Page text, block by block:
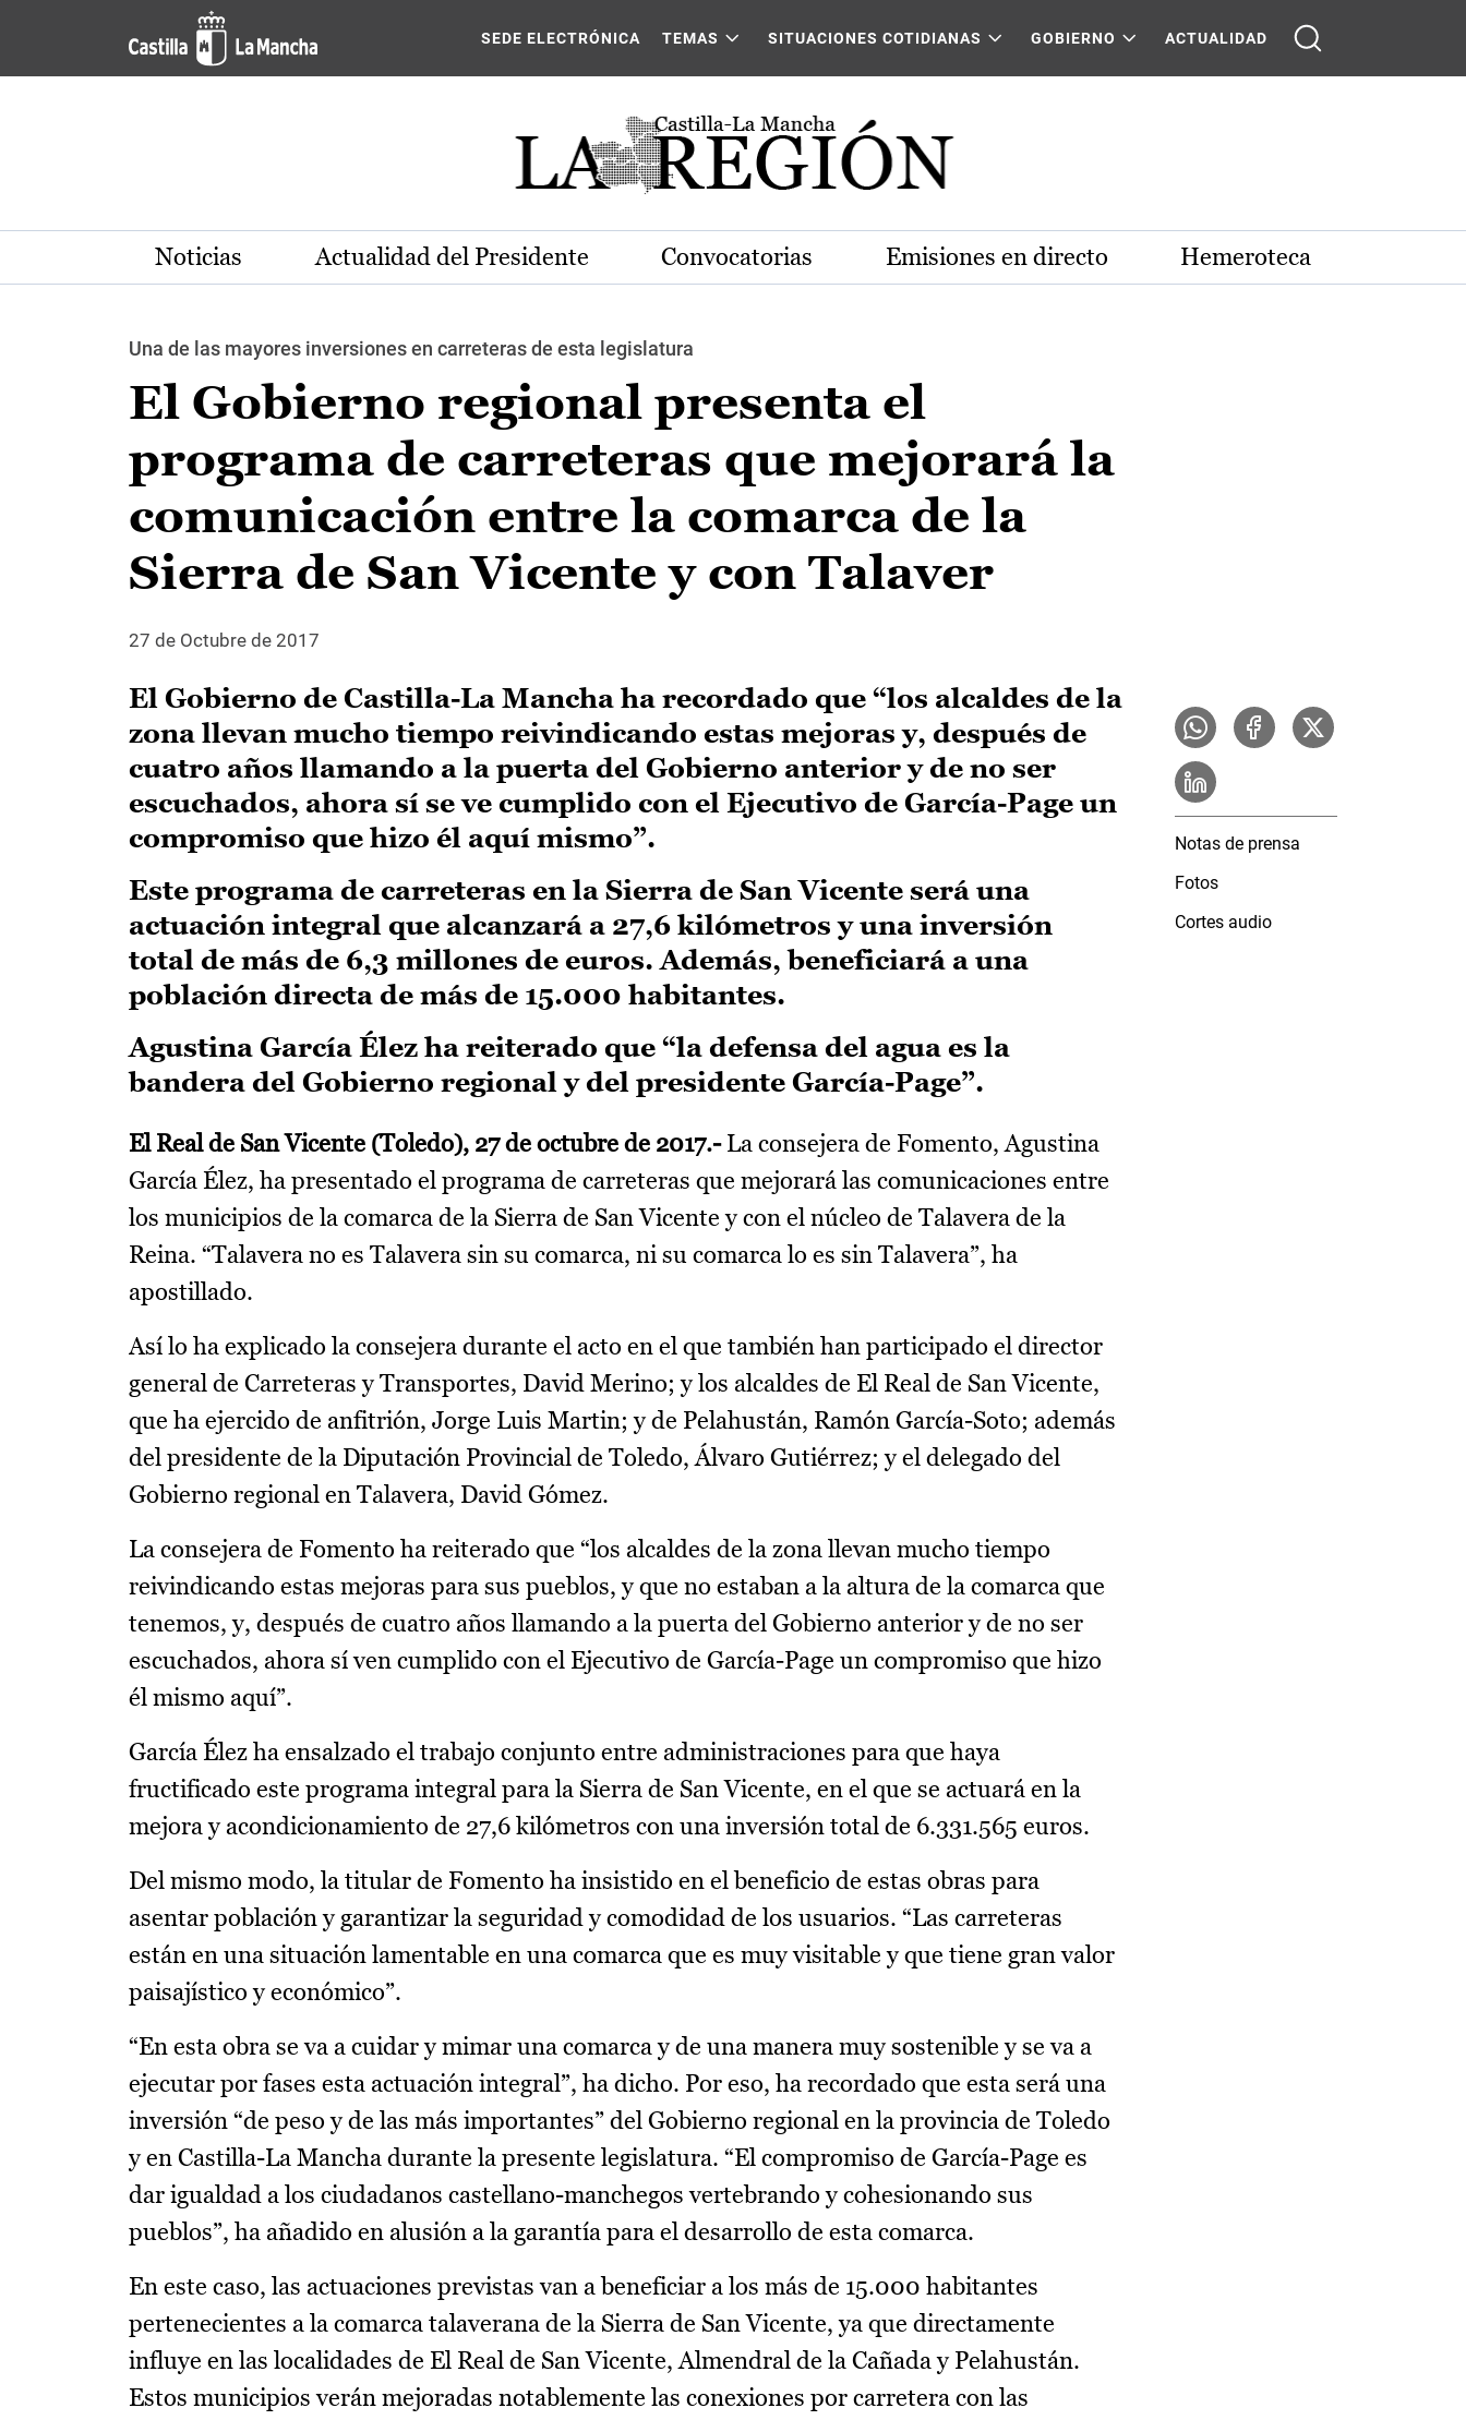
Pasar al contenido principal
SEDE ELECTRÓNICA TEMAS SITUACIONES COTIDIANAS GOBIERNO ACTUALIDAD
Noticias Actualidad del Presidente Convocatorias Emisiones en directo Hemeroteca
Una de las mayores inversiones en carreteras de esta legislatura
El Gobierno regional presenta el
programa de carreteras que mejorará la
comunicación entre la comarca de la
Sierra de San Vicente y con Talaver
27 de Octubre de 2017
El Gobierno de Castilla-La Mancha ha recordado que “los alcaldes de la
zona llevan mucho tiempo reivindicando estas mejoras y, después de
cuatro años llamando a la puerta del Gobierno anterior y de no ser
escuchados, ahora sí se ve cumplido con el Ejecutivo de García-Page un
compromiso que hizo él aquí mismo”.
Este programa de carreteras en la Sierra de San Vicente será una
actuación integral que alcanzará a 27,6 kilómetros y una inversión
total de más de 6,3 millones de euros. Además, beneficiará a una
población directa de más de 15.000 habitantes.
Agustina García Élez ha reiterado que “la defensa del agua es la
bandera del Gobierno regional y del presidente García-Page”.
El Real de San Vicente (Toledo), 27 de octubre de 2017.-La consejera de Fomento, Agustina
García Élez, ha presentado el programa de carreteras que mejorará las comunicaciones entre
los municipios de la comarca de la Sierra de San Vicente y con el núcleo de Talavera de la
Reina. “Talavera no es Talavera sin su comarca, ni su comarca lo es sin Talavera”, ha
apostillado.
Así lo ha explicado la consejera durante el acto en el que también han participado el director
general de Carreteras y Transportes, David Merino; y los alcaldes de El Real de San Vicente,
que ha ejercido de anfitrión, Jorge Luis Martin; y de Pelahustán, Ramón García-Soto; además
del presidente de la Diputación Provincial de Toledo, Álvaro Gutiérrez; y el delegado del
Gobierno regional en Talavera, David Gómez.
La consejera de Fomento ha reiterado que “los alcaldes de la zona llevan mucho tiempo
reivindicando estas mejoras para sus pueblos, y que no estaban a la altura de la comarca que
tenemos, y, después de cuatro años llamando a la puerta del Gobierno anterior y de no ser
escuchados, ahora sí ven cumplido con el Ejecutivo de García-Page un compromiso que hizo
él mismo aquí”.
García Élez ha ensalzado el trabajo conjunto entre administraciones para que haya
fructificado este programa integral para la Sierra de San Vicente, en el que se actuará en la
mejora y acondicionamiento de 27,6 kilómetros con una inversión total de 6.331.565 euros.
Del mismo modo, la titular de Fomento ha insistido en el beneficio de estas obras para
asentar población y garantizar la seguridad y comodidad de los usuarios. “Las carreteras
están en una situación lamentable en una comarca que es muy visitable y que tiene gran valor
paisajístico y económico”.
“En esta obra se va a cuidar y mimar una comarca y de una manera muy sostenible y se va a
ejecutar por fases esta actuación integral”, ha dicho. Por eso, ha recordado que esta será una
inversión “de peso y de las más importantes” del Gobierno regional en la provincia de Toledo
y en Castilla-La Mancha durante la presente legislatura. “El compromiso de García-Page es
dar igualdad a los ciudadanos castellano-manchegos vertebrando y cohesionando sus
pueblos”, ha añadido en alusión a la garantía para el desarrollo de esta comarca.
En este caso, las actuaciones previstas van a beneficiar a los más de 15.000 habitantes
pertenecientes a la comarca talaverana de la Sierra de San Vicente, ya que directamente
influye en las localidades de El Real de San Vicente, Almendral de la Cañada y Pelahustán.
Estos municipios verán mejoradas notablemente las conexiones por carretera con las
Notas de prensa
Fotos
Cortes audio